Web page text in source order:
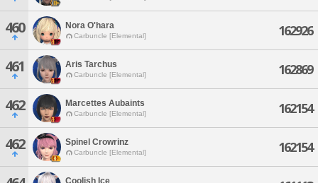
460 Nora O'hara
Carbuncle [Elemental] 162926
461 Aris Tarchus
Carbuncle [Elemental] 162869
462 Marcettes Aubaints
Carbuncle [Elemental] 162154
462 Spinel Crowrinz
Carbuncle [Elemental] 162154
Coolish Ice